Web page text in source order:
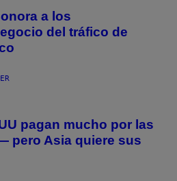
a los
del tráfico de
pagan mucho por las
pero Asia quiere sus